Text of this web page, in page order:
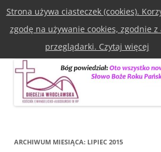
do
treściDiecezja
Ewangelicko- Menu
ARCHIWUM MIESIĄCA: LIPIEC 2015
Strona używa ciasteczek (cookies).
zgodę na używanie cookies, zgodnie
przeglądarki. Czytaj więcej